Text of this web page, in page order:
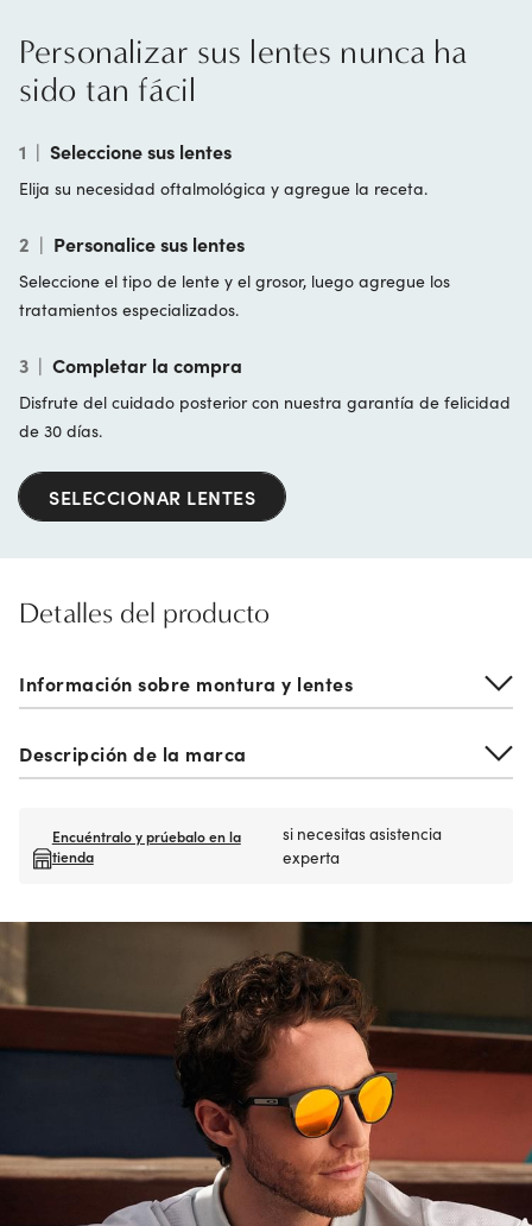
Personalizar sus lentes nunca ha
sido tan fácil
1 | Seleccione sus lentes
Elija su necesidad oftalmológica y agregue la receta.
2 | Personalice sus lentes
Seleccione el tipo de lente y el grosor, luego agregue los
tratamientos especializados.
3 | Completar la compra
Disfrute del cuidado posterior con nuestra garantía de felicidad
de 30 días.
SELECCIONAR LENTES
Detalles del producto
Información sobre montura y lentes
Descripción de la marca
Encuéntralo y prúebalo en la
tienda
si necesitas asistencia
experta